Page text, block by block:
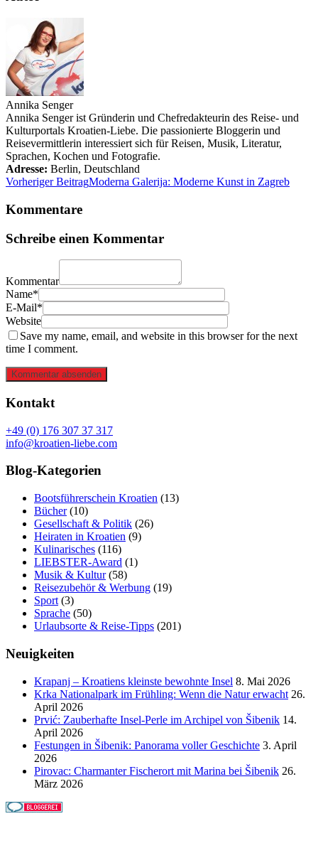
Annika Senger
Annika Senger ist Gründerin und Chefredakteurin des Reise- und
Kulturportals Kroatien-Liebe. Die passionierte Bloggerin und
Reisevermittlerin interessiert sich für Reisen, Musik, Literatur,
Sprachen, Kochen und Fotografie.
Adresse: Berlin, Deutschland
Vorheriger BeitragModerna Galerija: Moderne Kunst in Zagreb
Kommentare
Schreibe einen Kommentar
Kommentar
Name*
E-Mail*
Website
Save my name, email, and website in this browser for the next
time I comment.
Kommentar absenden
Kontakt
+49 (0) 176 307 37 317
info@kroatien-liebe.com
Blog-Kategorien
Bootsführerschein Kroatien (13)
Bücher(10)
Gesellschaft & Politik (26)
Heiraten in Kroatien (9)
Kulinarisches (116)
LIEBSTER-Award (1)
Musik & Kultur(58)
Reisezubehör & Werbung (19)
Sport (3)
Sprache (50)
Urlaubsorte & Reise-Tipps (201)
Neuigkeiten
Krapanj – Kroatiens kleinste bewohnte Insel 8. Mai 2026
Krka Nationalpark im Frühling: Wenn die Natur erwacht 26.
April 2026
Prvić: Zauberhafte Insel-Perle im Archipel von Šibenik 14.
April 2026
Festungen in Šibenik: Panorama voller Geschichte 3. April
2026
Pirovac: Charmanter Fischerort mit Marina bei Šibenik 26.
März 2026